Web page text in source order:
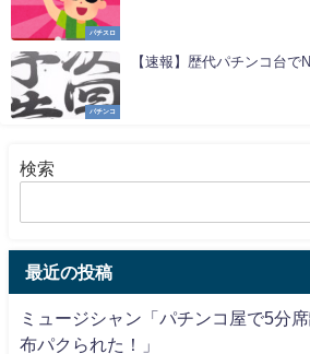
パチスロ
パチンコ
【速報】歴代パチンコ台
検索
最近の投稿
ミュージシャン「パチンコ屋で5分
布パクられた！」